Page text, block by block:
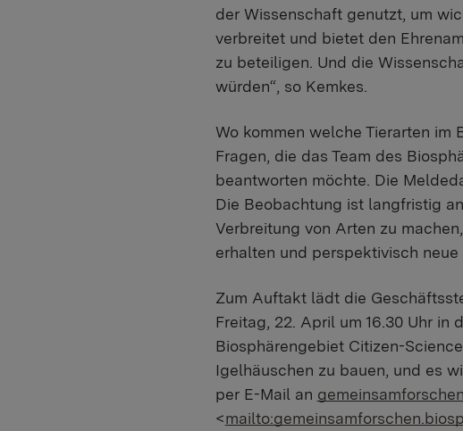
der Wissenschaft genutzt, um
verbreitet und bietet den
zu beteiligen. Und die
würden“, so Kemkes.
Wo kommen welche Tierarten im
Fragen, die das Team des
beantworten möchte. Die
Die Beobachtung ist langfristig
Verbreitung von Arten zu
erhalten und perspektivisch neue
Zum Auftakt lädt die
Freitag, 22. April um 16.30 Uhr in
Biosphärengebiet Citizen-
Igelhäuschen zu bauen, und es
per E-Mail an
<